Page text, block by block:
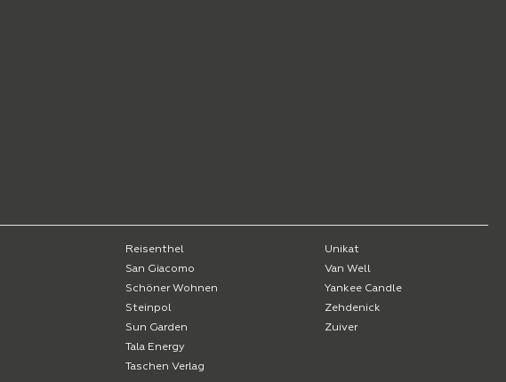
Reisenthel
San Giacomo
Schöner Wohnen
Steinpol
Sun Garden
Tala Energy
Taschen Verlag
Unikat
Van Well
Yankee Candle
Zehdenick
Zuiver